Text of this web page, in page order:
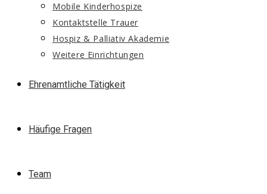
Mobile Kinderhospize
Kontaktstelle Trauer
Hospiz & Palliativ Akademie
Weitere Einrichtungen
Ehrenamtliche Tätigkeit
Häufige Fragen
Team